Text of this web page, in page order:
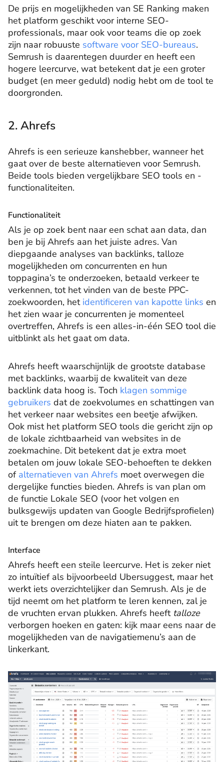
De prijs en mogelijkheden van SE Ranking maken
het platform geschikt voor interne SEO-
professionals, maar ook voor teams die op zoek
zijn naar robuuste software voor SEO-bureaus.
Semrush is daarentegen duurder en heeft een
hogere leercurve, wat betekent dat je een groter
budget (en meer geduld) nodig hebt om de tool te
doorgronden.
2. Ahrefs
Ahrefs is een serieuze kanshebber, wanneer het
gaat over de beste alternatieven voor Semrush.
Beide tools bieden vergelijkbare SEO tools en -
functionaliteiten.
Functionaliteit
Als je op zoek bent naar een schat aan data, dan
ben je bij Ahrefs aan het juiste adres. Van
diepgaande analyses van backlinks, talloze
mogelijkheden om concurrenten en hun
toppagina’s te onderzoeken, betaald verkeer te
verkennen, tot het vinden van de beste PPC-
zoekwoorden, het identificeren van kapotte links en
het zien waar je concurrenten je momenteel
overtreffen, Ahrefs is een alles-in-één SEO tool die
uitblinkt als het gaat om data.
Ahrefs heeft waarschijnlijk de grootste database
met backlinks, waarbij de kwaliteit van deze
backlink data hoog is. Toch klagen sommige
gebruikers dat de zoekvolumes en schattingen van
het verkeer naar websites een beetje afwijken.
Ook mist het platform SEO tools die gericht zijn op
de lokale zichtbaarheid van websites in de
zoekmachine. Dit betekent dat je extra moet
betalen om jouw lokale SEO-behoeften te dekken
of alternatieven van Ahrefs moet overwegen die
dergelijke functies bieden. Ahrefs is van plan om
de functie Lokale SEO (voor het volgen en
bulksgewijs updaten van Google Bedrijfsprofielen)
uit te brengen om deze hiaten aan te pakken.
Interface
Ahrefs heeft een steile leercurve. Het is zeker niet
zo intuïtief als bijvoorbeeld Ubersuggest, maar het
werkt iets overzichtelijker dan Semrush. Als je de
tijd neemt om het platform te leren kennen, zal je
de vruchten ervan plukken. Ahrefs heeft talloze
verborgen hoeken en gaten: kijk maar eens naar de
mogelijkheden van de navigatiemenu’s aan de
linkerkant.